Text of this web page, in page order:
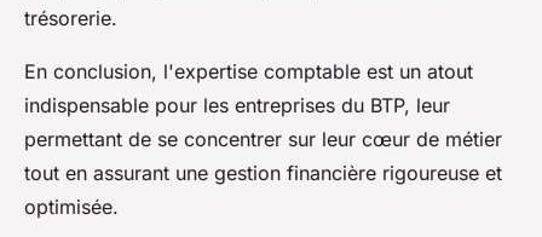
trésorerie.
En conclusion, l'expertise comptable est un atout
indispensable pour les entreprises du BTP, leur
permettant de se concentrer sur leur cœur de métier
tout en assurant une gestion financière rigoureuse et
optimisée.